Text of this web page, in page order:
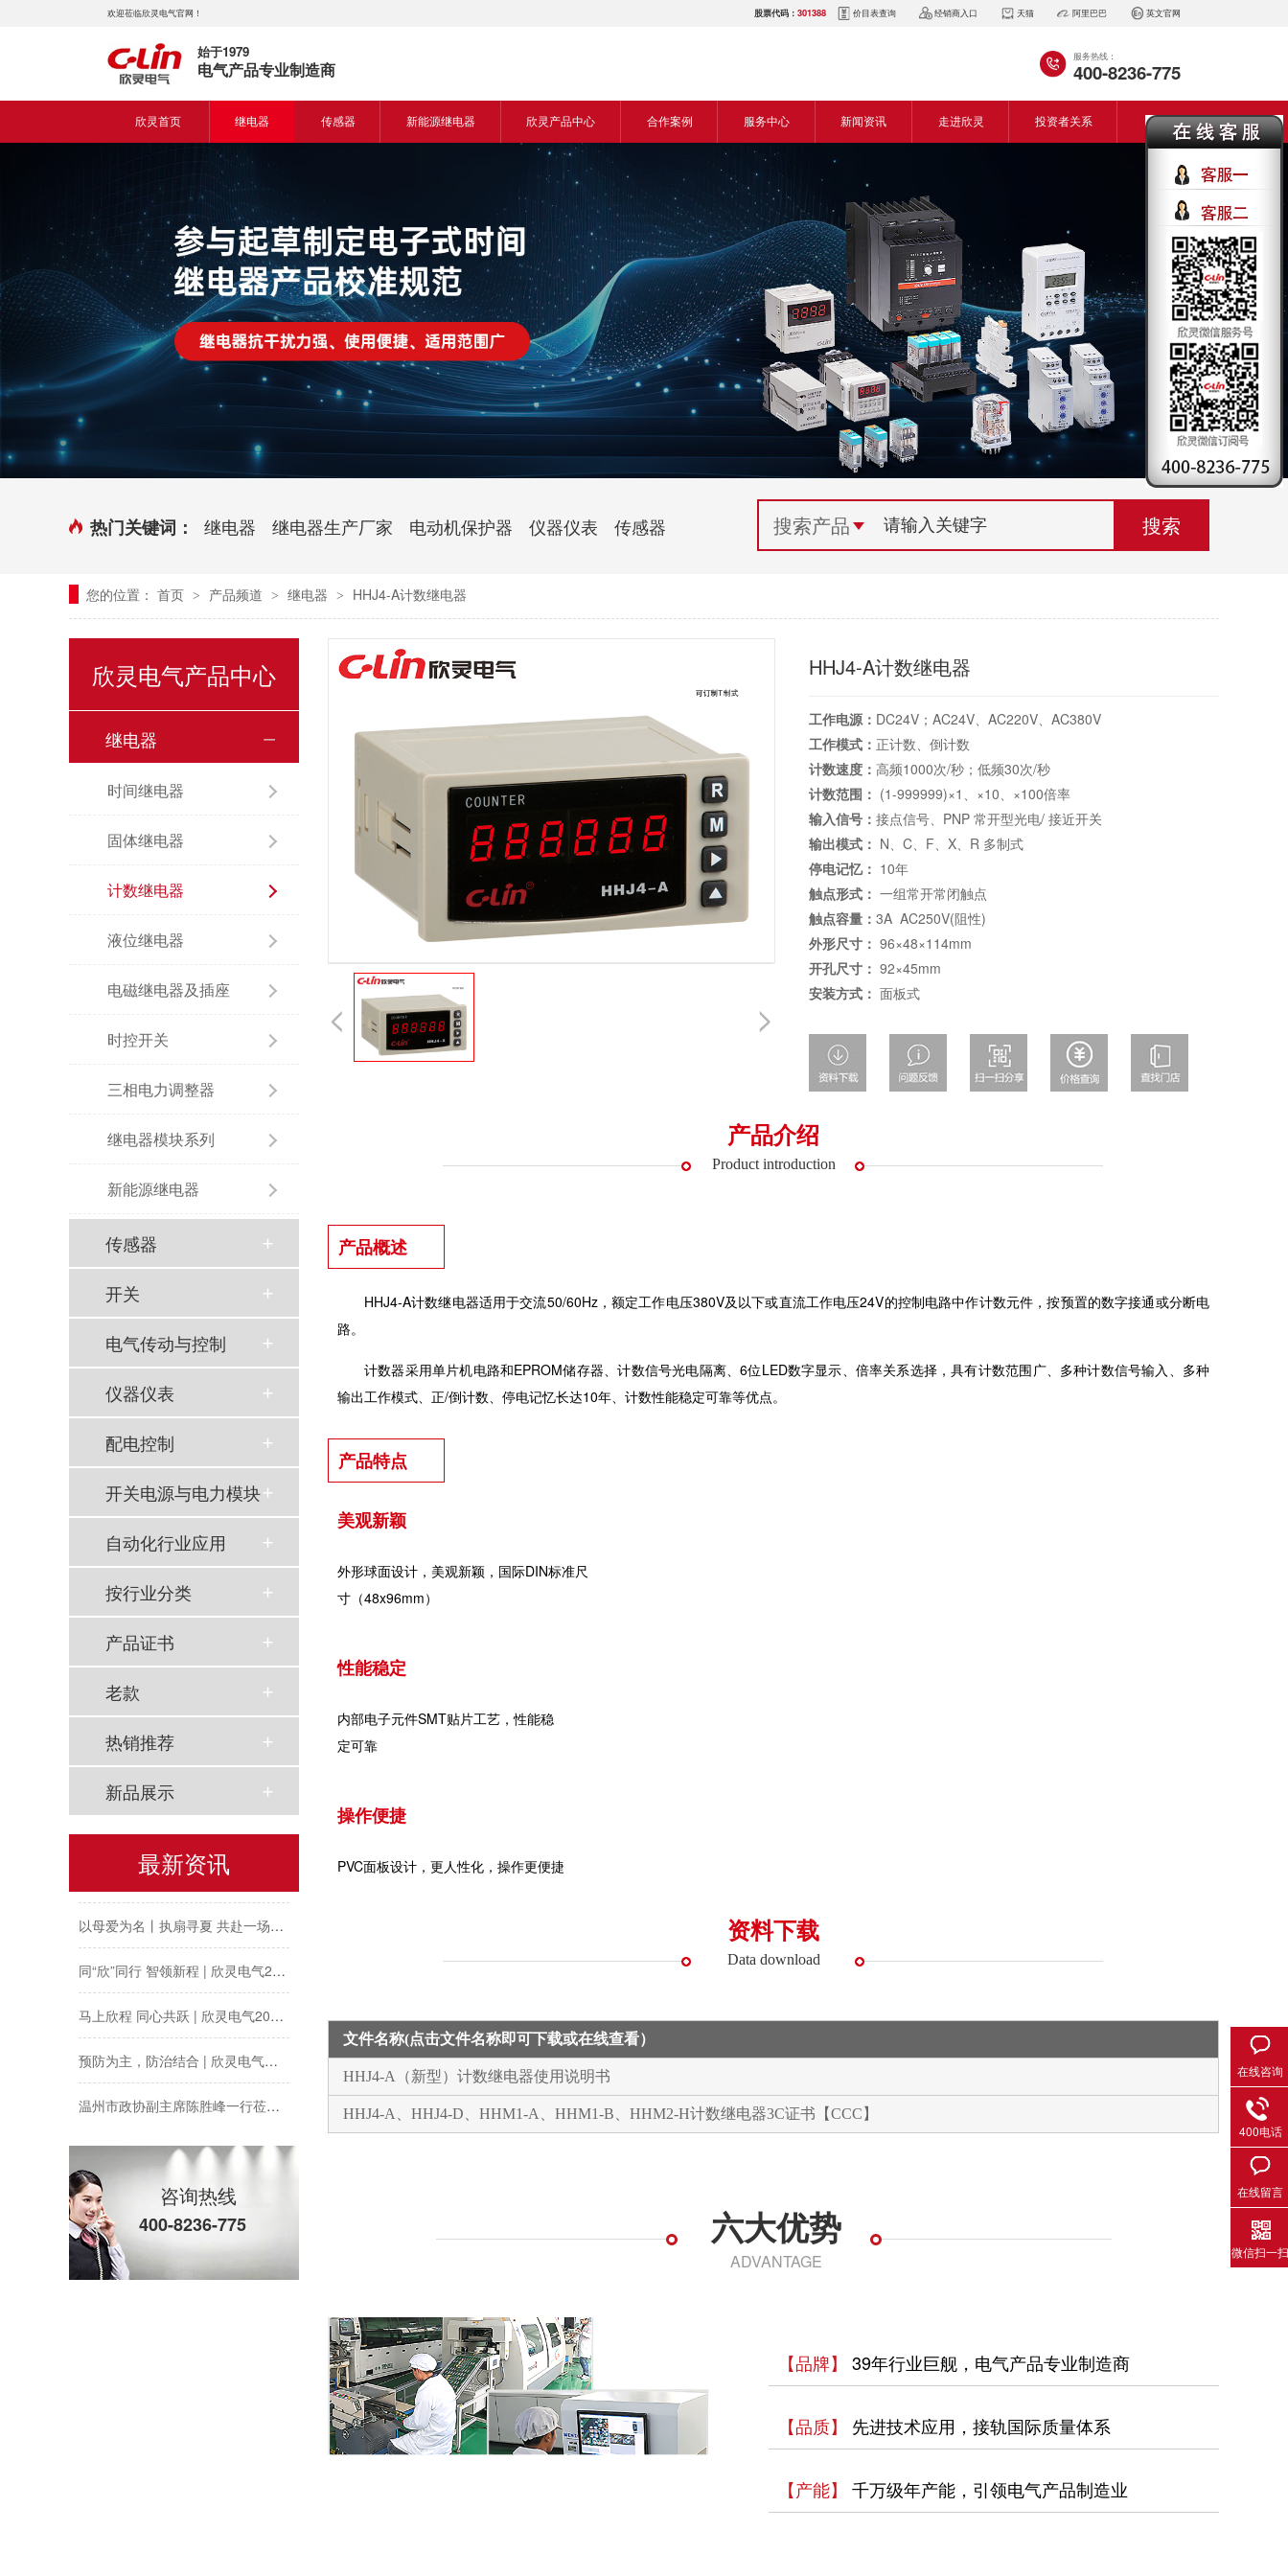
价目表查询 经销商入口 天猫 阿里巴巴 英文官网
欢迎莅临欣灵电气官网！ 股票代码：301388
始于1979
电气产品专业制造商
服务热线：
400-8236-775
欣灵首页 继电器
时间继电器
固体继电器
计数继电器
液位继电器
电磁继电器及插座
时控开关
新能源继电器
传感器
光电开关
编码器
热电偶
热电阻
新能源继电器
新能源直流继电器
欣灵产品中心
传感器
电气传动与控制
仪器仪表
开关
配电控制
合作案例
食品机械行业
机床行业
塑料机械行业
建筑机械行业
包装机械行业
纺织机械行业
服务中心
营销网络
服务热线
电商平台
下载中心
视频中心
电气百科
常见问题
技术支持
新闻资讯
新闻动态
展会资讯
电气百科
常见问答
走进欣灵
董事长致词
企业风采
专利证书
生产设备
荣誉资质
组织机构
联系欣灵
投资者关系
热门关键词： 继电器 继电器生产厂家 电动机保护器 仪器仪表 传感器
您的位置： 首页 > 产品频道 > 继电器 > HHJ4-A计数继电器
HHJ4-A计数继电器
工作电源： DC24V；AC24V、AC220V、AC380V
工作模式： 正计数、倒计数
计数速度：高频1000次/秒；低频30次/秒
计数范围： (1-999999)×1、×10、×100倍率
输入信号：接点信号、PNP 常开型光电/ 接近开关
输出模式： N、C、F、X、R 多制式
停电记忆： 10年
触点形式： 一组常开常闭触点
触点容量：3A AC250V(阻性)
外形尺寸： 96×48×114mm
开孔尺寸： 92×45mm
安装方式： 面板式
产品介绍
Product introduction
产品概述
HHJ4-A计数继电器适用于交流50/60Hz，额定工作电压380V及以下或直流工作电压24V的控制电路中作计数元件，按预置的数字接通或分断电
路。
计数器采用单片机电路和EPROM储存器、计数信号光电隔离、6位LED数字显示、倍率关系选择，具有计数范围广、多种计数信号输入、多种
输出工作模式、正/倒计数、停电记忆长达10年、计数性能稳定可靠等优点。
产品特点
美观新颖
外形球面设计，美观新颖，国际DIN标准尺
寸（48x96mm）
性能稳定
内部电子元件SMT贴片工艺，性能稳
定可靠
操作便捷
PVC面板设计，更人性化，操作更便捷
资料下载
Data download
文件名称(点击文件名称即可下载或在线查看）
HHJ4-A（新型）计数继电器使用说明书
HHJ4-A、HHJ4-D、HHM1-A、HHM1-B、HHM2-H计数继电器3C证书【CCC】
六大优势
ADVANTAGE
【品牌】 39年行业巨舰，电气产品专业制造商
【品质】 先进技术应用，接轨国际质量体系
【产能】 千万级年产能，引领电气产品制造业
欣灵电气产品中心
继电器
时间继电器
固体继电器
计数继电器
液位继电器
电磁继电器及插座
时控开关
三相电力调整器
继电器模块系列
新能源继电器
传感器
开关
电气传动与控制
仪器仪表
配电控制
开关电源与电力模块
自动化行业应用
按行业分类
产品证书
老款
热销推荐
新品展示
最新资讯
预防为主，防治结合 | 欣灵电气开展消防应急预案演练活动
温州市政协副主席陈胜峰一行莅临欣灵电气调研指导
农工党浙江省委会主委葛明华一行莅临欣灵电气考察调研
欣灵“粽”头戏丨乐享『端午游园会』
咨询热线
400-8236-775
在线咨询
400电话
在线留言
微信扫一扫